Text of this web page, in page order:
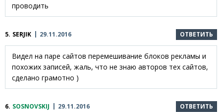
проводить
5. SERJIK 29.11.2016 ОТВЕТИТЬ
Видел на паре сайтов перемешивание блоков рекламы и
похожих записей, жаль, что не знаю авторов тех сайтов,
сделано грамотно )
6. SOSNOVSKIJ 29.11.2016 ОТВЕТИТЬ